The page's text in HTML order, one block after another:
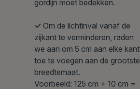
gordijn moet bedekken.
✓Om de lichtinval vanaf de
zijkant te verminderen, raden
we aan om 5 cm aan elke kant
toe te voegen aan de grootste
breedtemaat.
Voorbeeld: 125 cm + 10 cm =